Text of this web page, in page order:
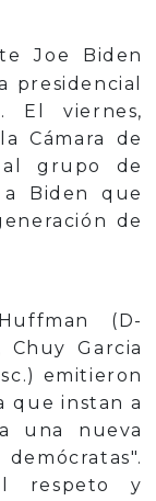
Joe Biden
presidencial
El viernes,
Cámara de
al grupo de
a Biden que
de
(D-
Chuy Garcia
emitieron
que instan a
una nueva
respeto y